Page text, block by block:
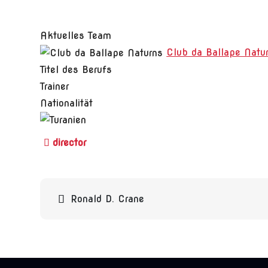
Aktuelles Team
Club da Ballape
Titel des Berufs
Trainer
Nationalität
Beitragsnavigation
Ronald D. Crane